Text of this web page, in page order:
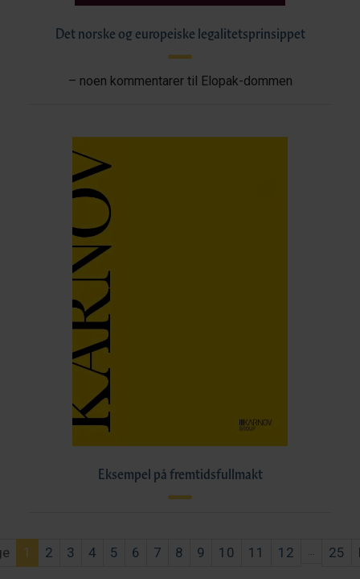
Det norske og europeiske legalitetsprinsippet
– noen kommentarer til Elopak-dommen
Eksempel på fremtidsfullmakt
1 2 3 4 5 6 7 8 9 10 11 12 25